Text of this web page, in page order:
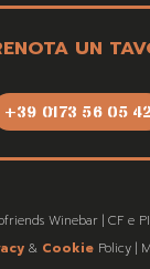
UN
+39 0173 56 05 42
Winebar | CF e
& Cookie Policy |